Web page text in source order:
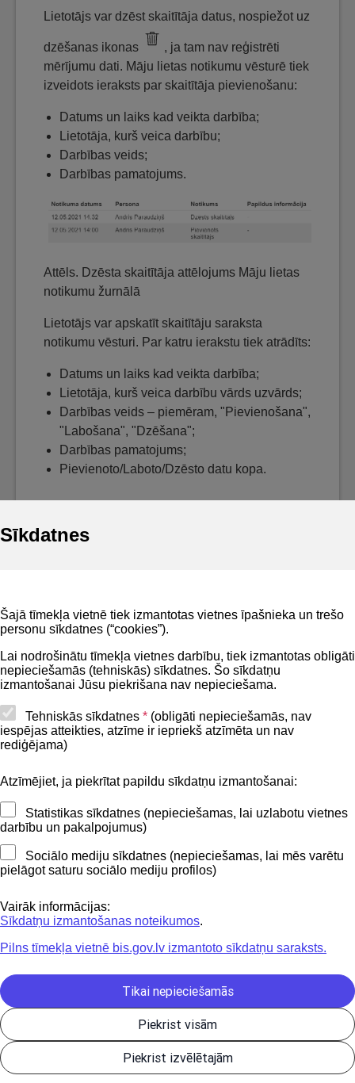
Sīkdatnes
Šajā tīmekļa vietnē tiek izmantotas vietnes īpašnieka un trešo
personu sīkdatnes (“cookies”).
Lai nodrošinātu tīmekļa vietnes darbību, tiek izmantotas obligāti
nepieciešamās (tehniskās) sīkdatnes. Šo sīkdatņu
izmantošanai Jūsu piekrišana nav nepieciešama.
Tehniskās sīkdatnes * (obligāti nepieciešamās, nav
iespējas atteikties, atzīme ir iepriekš atzīmēta un nav
rediģējama)
Atzīmējiet, ja piekrītat papildu sīkdatņu izmantošanai:
Statistikas sīkdatnes (nepieciešamas, lai uzlabotu vietnes
darbību un pakalpojumus)
Sociālo mediju sīkdatnes (nepieciešamas, lai mēs varētu
pielāgot saturu sociālo mediju profilos)
Vairāk informācijas:
Sīkdatņu izmantošanas noteikumos.
Pilns tīmekļa vietnē bis.gov.lv izmantoto sīkdatņu saraksts.
Piekrist izvēlētajām
Piekrist visām
Tikai nepieciešamās
Lietotājs var dzēst skaitītāja datus, nospiežot uz
dzēšanas ikonas
, ja tam nav reģistrēti
mērījumu dati. Māju lietas notikumu vēsturē tiek
izveidots ieraksts par skaitītāja pievienošanu:
Datums un laiks kad veikta darbība;
Lietotāja, kurš veica darbību;
Darbības veids;
Darbības pamatojums.
Attēls. Dzēsta skaitītāja attēlojums Māju lietas
notikumu žurnālā
Lietotājs var apskatīt skaitītāju saraksta
notikumu vēsturi. Par katru ierakstu tiek atrādīts:
Datums un laiks kad veikta darbība;
Lietotāja, kurš veica darbību vārds uzvārds;
Darbības veids – piemēram, "Pievienošana",
"Labošana", "Dzēšana";
Darbības pamatojums;
Pievienoto/Laboto/Dzēsto datu kopa.
Privātuma politika
Lapas karte
Piekļūstamības paziņojums
Kontakti
BIS atbalsta dienesta tālrunis:
Sekojiet mums
Lejupielādejiet
Būvniecības valsts kontroles birojs | Informācijas pārpublicēšanas
gadījumā atsauce uz Būvniecības informācijas sistēmu obligāta. |
Build: 1bae2-C (20260806205642) (production)